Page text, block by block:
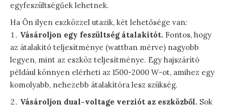
egyfeszültségűek lehetnek.
Ha Ön ilyen eszközzel utazik, két lehetősége van:
Vásároljon egy feszültség átalakítót. Fontos, hogy
az átalakító teljesítménye (wattban mérve) nagyobb
legyen, mint az eszköz teljesítménye. Egy hajszárító
például könnyen elérheti az 1500-2000 W-ot, amihez egy
komolyabb, nehezebb átalakítóra lesz szükség.
Vásároljon dual-voltage verziót az eszközből. Sok